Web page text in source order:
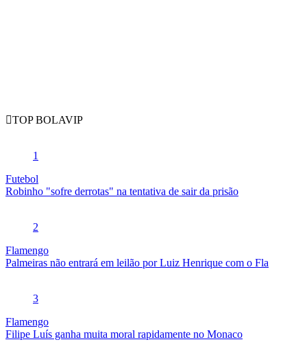
TOP BOLAVIP
1
Futebol
Robinho "sofre derrotas" na tentativa de sair da prisão
2
Flamengo
Palmeiras não entrará em leilão por Luiz Henrique com o Fla
3
Flamengo
Filipe Luís ganha muita moral rapidamente no Monaco